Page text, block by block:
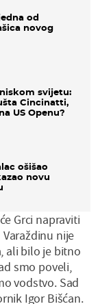
od
novog
svijetu:
Cincinatti,
US Openu?
ošišao
novu
Grci napraviti
nije
ali bilo je bitno
smo poveli,
vodstvo. Sad
Igor Bišćan.